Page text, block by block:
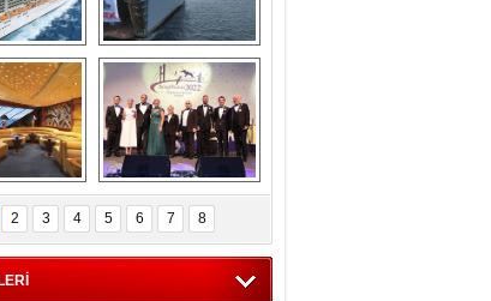
gemi”
ile MSC
Dünyada tek!
Denizaltı yüzer
havuzu intikal
seyrine başladı
55 milyon
geliri
5. Bosphorus Ship
Brokers Dinner,
İstanbul’da yapıldı
2 3 4 5 6 7 8